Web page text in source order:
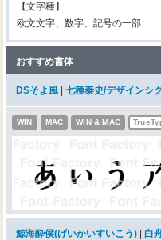
【文字種】
欧文文字、数字、記号の一部
おすすめ書体
DSそよ風 七種泰史/デザインシ
WIN MAC WIN & MAC
鯨海酔侯(げいかいすいこう) 白